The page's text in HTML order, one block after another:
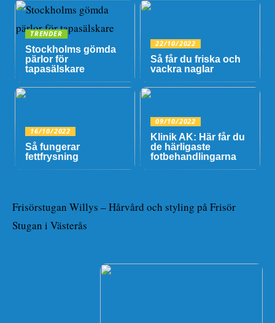
TRENDER
Stockholms gömda
pärlor för
tapasälskare
22/10/2022
Så får du friska och
vackra naglar
16/10/2022
Så fungerar
fettfrysning
09/10/2022
Klinik AK: Här får du
de härligaste
fotbehandlingarna
Frisörstugan Willys – Hårvård och styling på Frisör
Stugan i Västerås